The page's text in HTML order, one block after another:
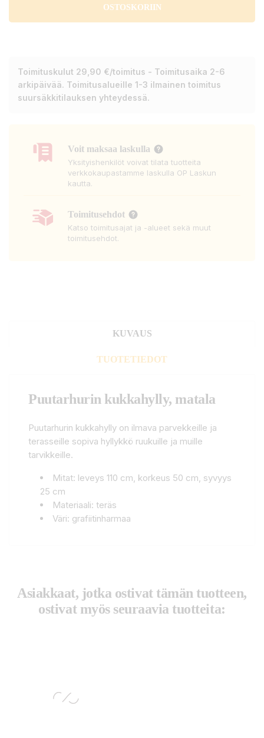
OSTOSKORIIN
Toimituskulut 29,90 €/toimitus - Toimitusaika 2-6
arkipäivää. Toimitusalueille 1-3 ilmainen toimitus
suursäkkitilauksen yhteydessä.
Voit maksaa laskulla
Yksityishenkilöt voivat tilata tuotteita
verkkokaupastamme laskulla OP Laskun
kautta.
Toimitusehdot
Katso toimitusajat ja -alueet sekä muut
toimitusehdot.
KUVAUS
TUOTETIEDOT
Puutarhurin kukkahylly, matala
Puutarhurin kukkahylly on ilmava parvekkeille ja
terasseille sopiva hyllykkö ruukuille ja muille
tarvikkeille.
Mitat: leveys 110 cm, korkeus 50 cm, syvyys
25 cm
Materiaali: teräs
Väri: grafiitinharmaa
Asiakkaat, jotka ostivat tämän tuotteen,
ostivat myös seuraavia tuotteita: